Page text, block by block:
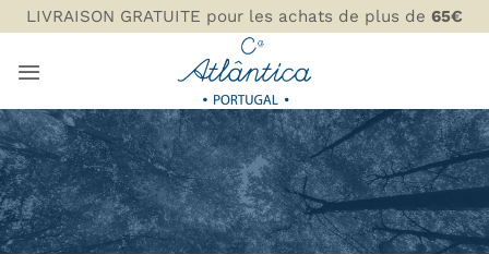
Passer
au
contenu
LIVRAISON GRATUITE pour les achats de plus de 65€